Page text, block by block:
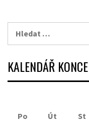
KALENDÁŘ
Po
Út St